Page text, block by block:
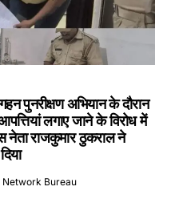
पुनरीक्षण अभियान के दौरान
लगाए जाने के विरोध में
नेता राजकुमार ठुकराल ने
Network Bureau